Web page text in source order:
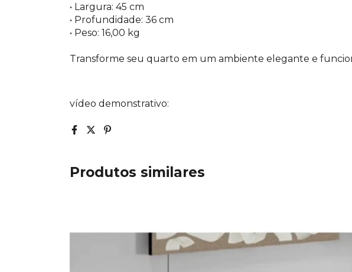
• Largura: 45 cm
• Profundidade: 36 cm
• Peso: 16,00 kg
Transforme seu quarto em um ambiente elegante e
vídeo demonstrativo:
Produtos similares